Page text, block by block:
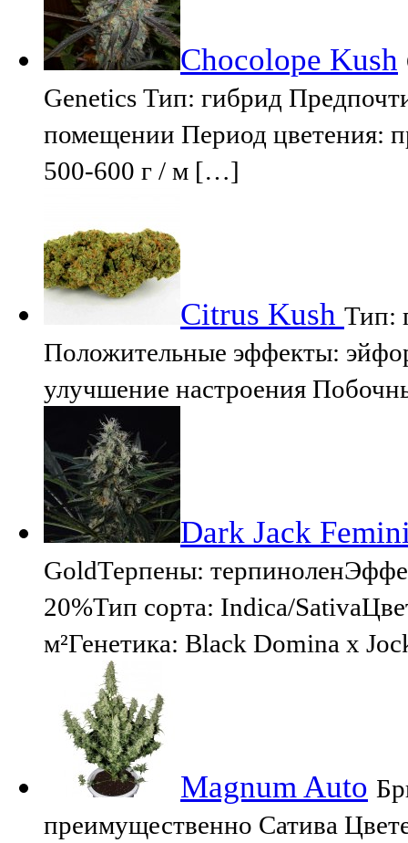
Chocolope Kush
Genetics Тип: гибрид
помещении Период цветения:
500-600 г / м […]
Citrus Kush Тип:
Положительные эффекты:
улучшение настроения
Dark Jack
GoldТерпены:
20%Тип сорта: Indica/
м²Генетика: Black Domina x
Magnum Auto
преимущественно Сатива